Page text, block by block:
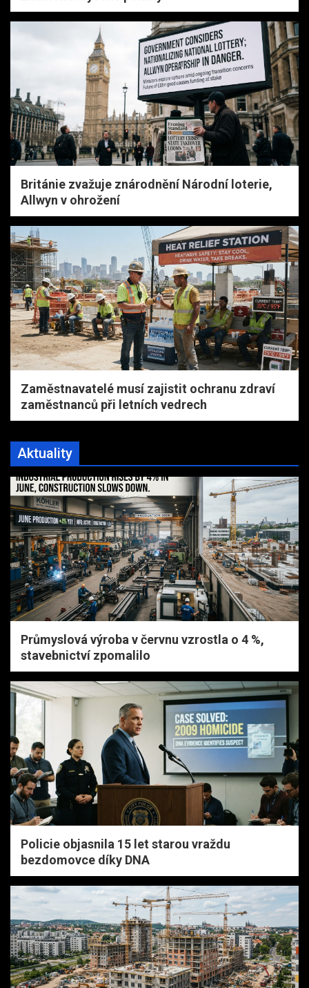
Británie zvažuje znárodnění Národní loterie,
Allwyn v ohrožení
Zaměstnavatelé musí zajistit ochranu zdraví
zaměstnanců při letních vedrech
Aktuality
Průmyslová výroba v červnu vzrostla o 4 %,
stavebnictví zpomalilo
Policie objasnila 15 let starou vraždu
bezdomovce díky DNA